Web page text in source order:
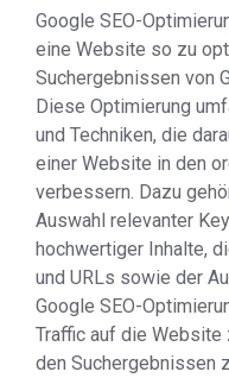
Google SEO-
eine Website so zu
Suchergebnissen von
Diese Optimierung
und Techniken, die
einer Website in den
verbessern. Dazu
Auswahl relevanter
hochwertiger Inhalte,
und URLs sowie der
Google SEO-
Traffic auf die Website
den Suchergebnissen